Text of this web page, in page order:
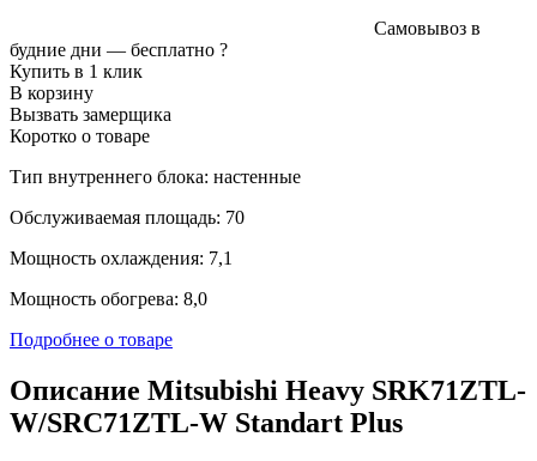
Самовывоз в
будние дни — бесплатно ?
Купить в 1 клик
В корзину
Вызвать замерщика
Коротко о товаре
Тип внутреннего блока: настенные
Обслуживаемая площадь: 70
Мощность охлаждения: 7,1
Мощность обогрева: 8,0
Подробнее о товаре
Описание Mitsubishi Heavy SRK71ZTL-
W/SRC71ZTL-W Standart Plus